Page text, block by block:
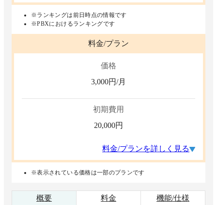
※ランキングは前日時点の情報です
※PBXにおけるランキングです
料金/プラン
価格
3,000円/月
初期費用
20,000円
料金/プランを詳しく見る
※表示されている価格は一部のプランです
概要 料金
機能/仕様